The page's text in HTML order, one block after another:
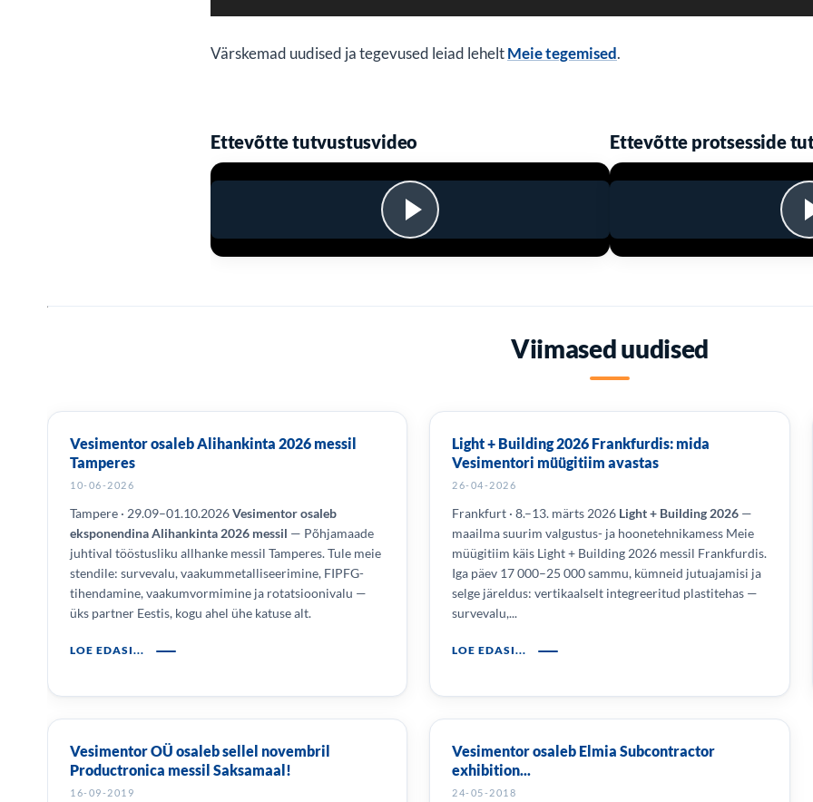
Värskemad uudised ja tegevused leiad leheltMeie tegemised.
Ettevõtte tutvustusvideo Ettevõtte protsesside
Viimased uudised
Vesimentor osaleb Alihankinta 2026 messil
Tamperes
10-06-2026
Tampere · 29.09–01.10.2026Vesimentor osaleb
eksponendina Alihankinta 2026 messil — Põhjamaade
juhtival tööstusliku allhanke messil Tamperes. Tule meie
stendile: survevalu, vaakummetalliseerimine, FIPFG-
tihendamine, vaakumvormimine ja rotatsioonivalu —
üks partner Eestis, kogu ahel ühe katuse alt.
LOE EDASI...
Light + Building 2026 Frankfurdis: mida
Vesimentori müügitiim avastas
26-04-2026
Frankfurt · 8.–13. märts 2026 Light + Building 2026 —
maailma suurim valgustus- ja hoonetehnikamess Meie
müügitiim käis Light + Building 2026 messil Frankfurdis.
Iga päev 17 000–25 000 sammu, kümneid jutuajamisi ja
selge järeldus: vertikaalselt integreeritud plastitehas —
survevalu,...
LOE EDASI...
Vesimentor OÜ osaleb sellel novembril
Productronica messil Saksamaal!
16-09-2019
Vesimentor osaleb Elmia Subcontractor
exhibition...
24-05-2018